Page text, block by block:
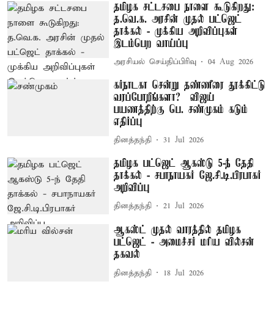
தமிழக சட்டசபை நாளை கூடுகிறது:
த.வெ.க. அரசின் முதல் பட்ஜெட்
தாக்கல் - முக்கிய அறிவிப்புகள்
இடம்பெற வாய்ப்பு
அரசியல் செய்திப்பிரிவு 04 Aug 2026
கர்நாடகா சென்று தண்ணீரை தூக்கிட்டு
வரப்போறீங்களா? – விஜய்
பயணத்திற்கு பெ. சண்முகம் கடும்
எதிர்ப்பு
தினத்தந்தி 31 Jul 2026
தமிழக பட்ஜெட் ஆகஸ்டு 5-ந் தேதி
தாக்கல் - சபாநாயகர் ஜே.சி.டி.பிரபாகர்
அறிவிப்பு
தினத்தந்தி 21 Jul 2026
ஆகஸ்ட் முதல் வாரத்தில் தமிழக
பட்ஜெட் - அமைச்சர் மரிய வில்சன்
தகவல்
தினத்தந்தி 18 Jul 2026